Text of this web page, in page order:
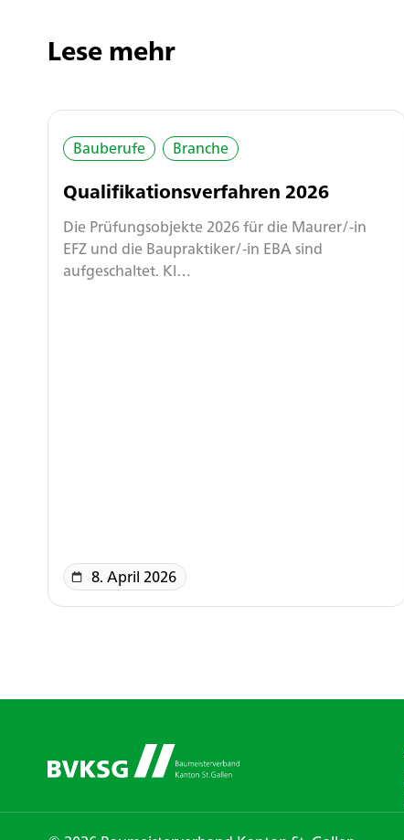
Lese mehr
Bauberufe Branche
Qualifikationsverfahren 2026
Die Prüfungsobjekte 2026 für die Maurer/-in
EFZ und die Baupraktiker/-in EBA sind
aufgeschaltet. Kl…
8. April 2026